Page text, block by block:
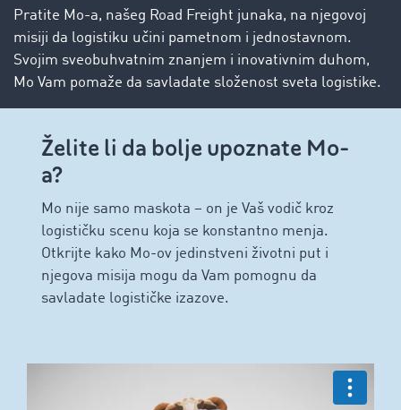
Pratite Mo-a, našeg Road Freight junaka, na njegovoj
misiji da logistiku učini pametnom i jednostavnom.
Svojim sveobuhvatnim znanjem i inovativnim duhom,
Mo Vam pomaže da savladate složenost sveta logistike.
Želite li da bolje upoznate Mo-
a?
Mo nije samo maskota – on je Vaš vodič kroz
logističku scenu koja se konstantno menja.
Otkrijte kako Mo-ov jedinstveni životni put i
njegova misija mogu da Vam pomognu da
savladate logističke izazove.